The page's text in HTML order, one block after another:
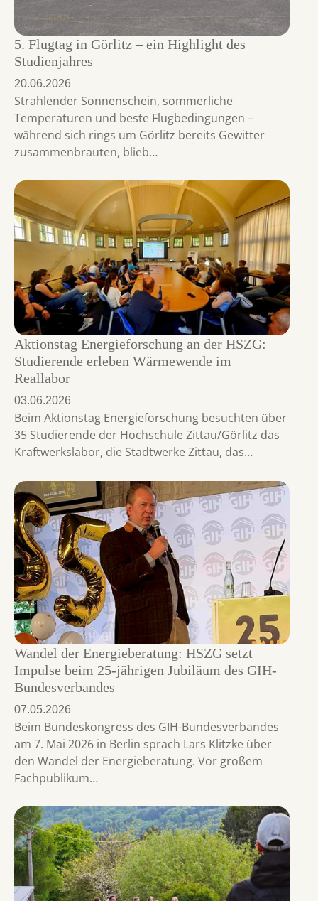
5. Flugtag in Görlitz – ein Highlight des
Studienjahres
20.06.2026
Strahlender Sonnenschein, sommerliche
Temperaturen und beste Flugbedingungen –
während sich rings um Görlitz bereits Gewitter
zusammenbrauten, blieb…
Aktionstag Energieforschung an der HSZG:
Studierende erleben Wärmewende im
Reallabor
03.06.2026
Beim Aktionstag Energieforschung besuchten über
35 Studierende der Hochschule Zittau/Görlitz das
Kraftwerkslabor, die Stadtwerke Zittau, das…
Wandel der Energieberatung: HSZG setzt
Impulse beim 25-jährigen Jubiläum des GIH-
Bundesverbandes
07.05.2026
Beim Bundeskongress des GIH-Bundesverbandes
am 7. Mai 2026 in Berlin sprach Lars Klitzke über
den Wandel der Energieberatung. Vor großem
Fachpublikum…